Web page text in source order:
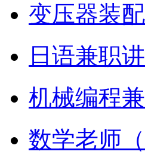
变压器装
日语兼职
机械编程
数学老师